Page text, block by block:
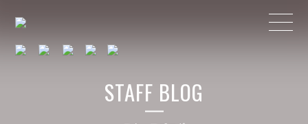
STAFF BLOG